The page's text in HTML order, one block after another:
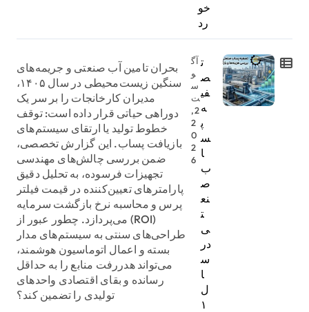
خو
رد
ت
ص
فی
ه
پ
س
ا
ب
ص
نع
ت
ی
در
س
ا
ل
۱
آگ
و
س
ت
2,
2
0
2
6
بحران تامین آب صنعتی و جریمه‌های
سنگین زیست‌محیطی در سال ۱۴۰۵،
مدیران کارخانجات را بر سر یک
دوراهی حیاتی قرار داده است: توقف
خطوط تولید یا ارتقای سیستم‌های
بازیافت پساب. این گزارش تخصصی،
ضمن بررسی چالش‌های مهندسی
تجهیزات فرسوده، به تحلیل دقیق
پارامترهای تعیین‌کننده در قیمت فیلتر
پرس و محاسبه نرخ بازگشت سرمایه
(ROI) می‌پردازد. چطور عبور از
طراحی‌های سنتی به سیستم‌های مدار
بسته و اعمال اتوماسیون هوشمند،
می‌تواند هدررفت منابع را به حداقل
رسانده و بقای اقتصادی واحدهای
تولیدی را تضمین کند؟